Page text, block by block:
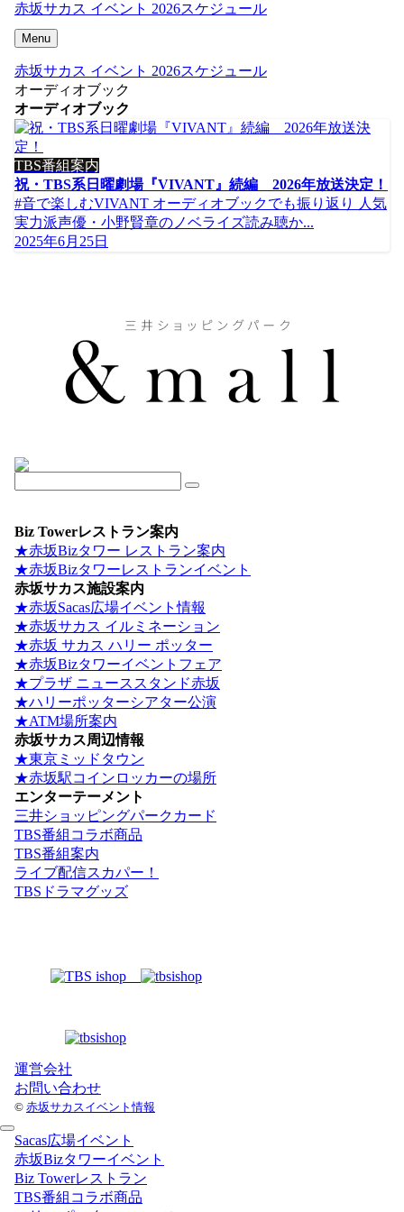
赤坂サカス イベント 2026スケジュール
Menu
赤坂サカス イベント 2026スケジュール
オーディオブック
オーディオブック
TBS番組案内
祝・TBS系⽇曜劇場『VIVANT』続編 2026年放送決定！
#音で楽しむVIVANT オーディオブックでも振り返り ⼈気
実⼒派声優・⼩野賢章のノベライズ読み聴か...
2025年6月25日
Biz Towerレストラン案内
★赤坂Bizタワー レストラン案内
★赤坂Bizタワーレストランイベント
赤坂サカス施設案内
★赤坂Sacas広場イベント情報
★赤坂サカス イルミネーション
★赤坂 サカス ハリー ポッター
★赤坂Bizタワーイベントフェア
★プラザ ニューススタンド赤坂
★ハリーポッターシアター公演
★ATM場所案内
赤坂サカス周辺情報
★東京ミッドタウン
★赤坂駅コインロッカーの場所
エンターテーメント
三井ショッピングパークカード
TBS番組コラボ商品
TBS番組案内
ライブ配信スカパー！
TBSドラマグッズ
運営会社
お問い合わせ
© 赤坂サカスイベント情報
Sacas広場イベント
赤坂Bizタワーイベント
Biz Towerレストラン
TBS番組コラボ商品